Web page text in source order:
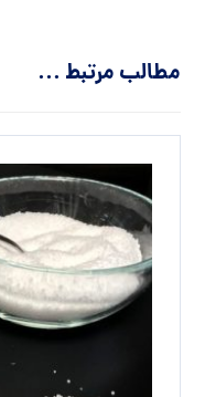
مطالب مرتبط ...